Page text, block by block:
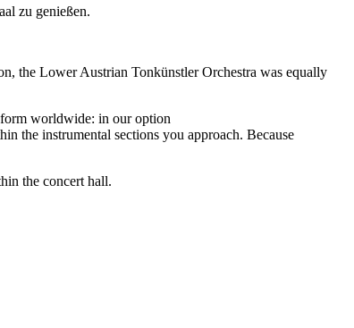
zu genießen.
the Lower Austrian Tonkünstler Orchestra was equally
form worldwide: in our option
the instrumental sections you approach. Because
the concert hall.